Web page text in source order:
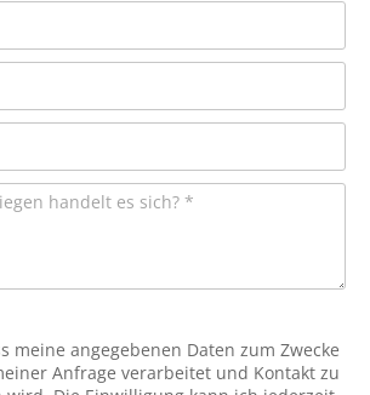
meine angegebenen Daten zum Zwecke
Anfrage verarbeitet und Kontakt zu